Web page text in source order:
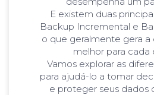
E existem duas
Backup Incremental e
o que geralmente gera a
melhor para cada
Vamos explorar as
para ajudá-lo a tomar
e proteger seus dados